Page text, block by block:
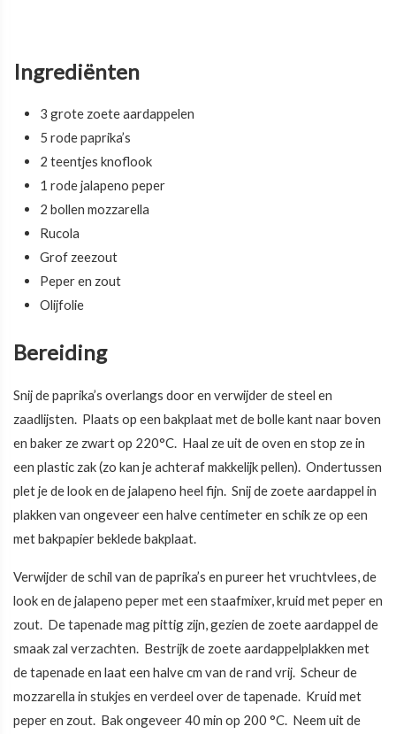
Ingrediënten
3 grote zoete aardappelen
5 rode paprika’s
2 teentjes knoflook
1 rode jalapeno peper
2 bollen mozzarella
Rucola
Grof zeezout
Peper en zout
Olijfolie
Bereiding
Snij de paprika’s overlangs door en verwijder de steel en
zaadlijsten. Plaats op een bakplaat met de bolle kant naar boven
en baker ze zwart op 220°C. Haal ze uit de oven en stop ze in
een plastic zak (zo kan je achteraf makkelijk pellen). Ondertussen
plet je de look en de jalapeno heel fijn. Snij de zoete aardappel in
plakken van ongeveer een halve centimeter en schik ze op een
met bakpapier beklede bakplaat.
Verwijder de schil van de paprika’s en pureer het vruchtvlees, de
look en de jalapeno peper met een staafmixer, kruid met peper en
zout. De tapenade mag pittig zijn, gezien de zoete aardappel de
smaak zal verzachten. Bestrijk de zoete aardappelplakken met
de tapenade en laat een halve cm van de rand vrij. Scheur de
mozzarella in stukjes en verdeel over de tapenade. Kruid met
peper en zout. Bak ongeveer 40 min op 200 °C. Neem uit de